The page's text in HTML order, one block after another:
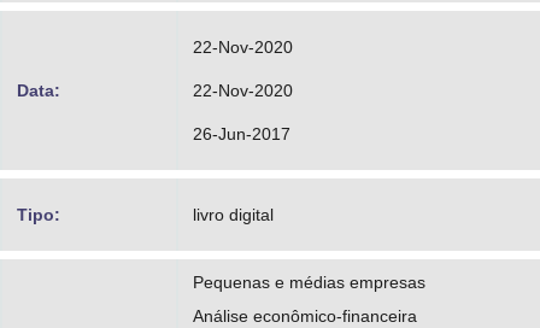
Data:
22-Nov-2020
22-Nov-2020
26-Jun-2017
Tipo: livro digital
Pequenas e médias empresas
Análise econômico-financeira